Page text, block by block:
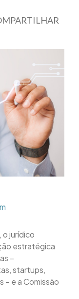
o jurídico
estratégica
–
startups,
e a Comissão